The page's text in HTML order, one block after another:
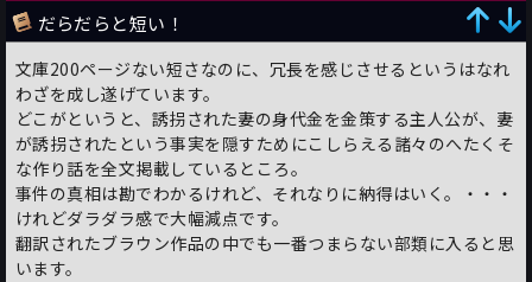
だらだらと短い！
文庫200ページない短さなのに、冗長を感じさせるというはなれ
わざを成し遂げています。
どこがというと、誘拐された妻の身代金を金策する主人公が、妻
が誘拐されたという事実を隠すためにこしらえる諸々のへたくそ
な作り話を全文掲載しているところ。
事件の真相は勘でわかるけれど、それなりに納得はいく。・・・
けれどダラダラ感で大幅減点です。
翻訳されたブラウン作品の中でも一番つまらない部類に入ると思
います。